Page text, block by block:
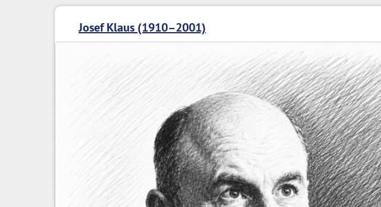
Josef Klaus (1910–2001)